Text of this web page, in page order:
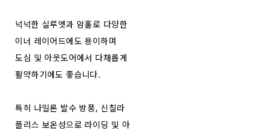
넉넉한 실루엣과 암홀로 다양한
이너 레이어드에도 용이하며
도심 및 아웃도어에서 다채롭게
활약하기에도 좋습니다.
특히 나일론 발수 방풍, 신칠라
플리스 보온성으로 라이딩 및 아